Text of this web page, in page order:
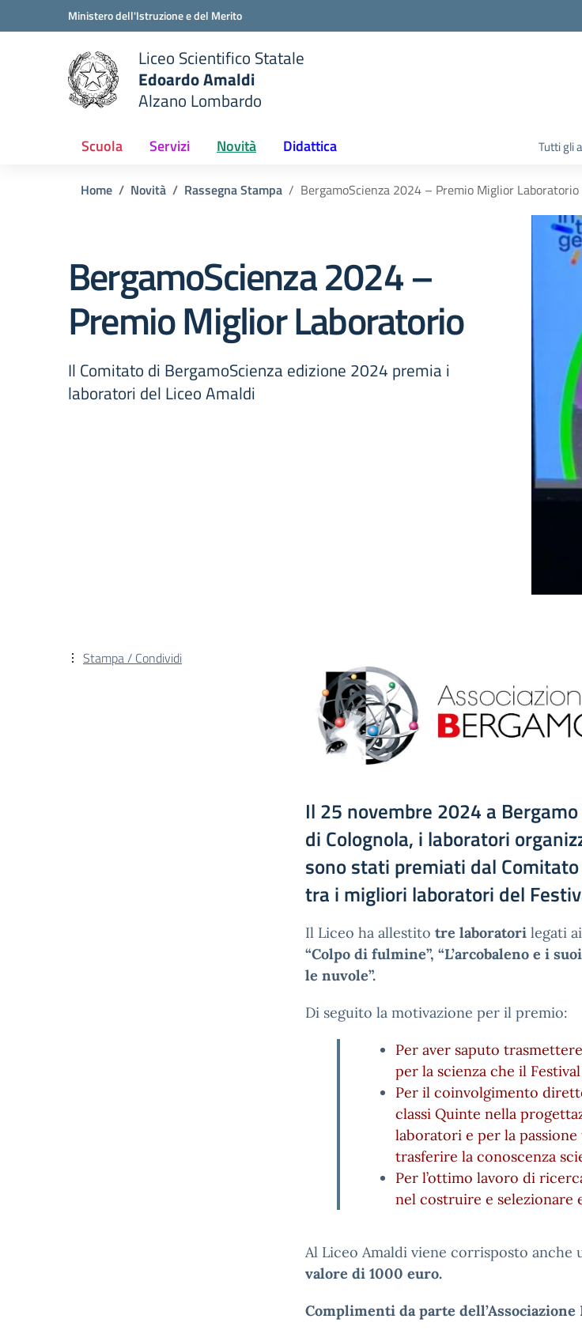
Vai ai contenuti
Vai al menu di navigazioneMinistero dell'Istruzione e del Merito
scuola
Liceo Scientifico Statale
Edoardo Amaldi
Alzano Lombardo
Scuola Servizi Novità Didattica Tutti gli
Home Novità Rassegna Stampa BergamoScienza 2024 – Premio Miglior Laboratorio
BergamoScienza 2024 –
Premio Miglior Laboratorio
Il Comitato di BergamoScienza edizione 2024 premia i
laboratori del Liceo Amaldi
Il 25 novembre 2024 a
di Colognola, i laboratori
sono stati premiati dal
tra i migliori laboratori del
Il Liceo ha allestito tre laboratori legati
“Colpo di fulmine”, “L’arcobaleno e i
le nuvole”.
Di seguito la motivazione per il premio:
Per aver saputo
per la scienza che il
Per il coinvolgimento
classi Quinte nella
laboratori e per la passione
trasferire la conoscenza
Per l’ottimo lavoro di
nel costruire e selezionare
Al Liceo Amaldi viene corrisposto anche
valore di 1000 euro.
Complimenti da parte dell’Associazione
Stampa / Condividi